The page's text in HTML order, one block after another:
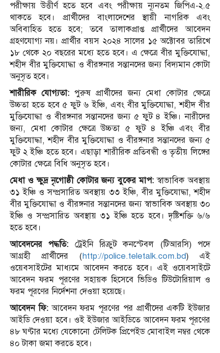
পরীক্ষায় উত্তীর্ণ হতে হবে এবং পরীক্ষায় ন্যূনতম জিপিএ-২.৫
থাকতে হবে। প্রার্থীদের বাংলাদেশের স্থায়ী নাগরিক এবং
অবিবাহিত হতে হবে; তবে তালাকপ্রাপ্ত প্রার্থীদের আবেদন
গ্রহণযোগ্য নয়। প্রার্থীর বয়স ২০২৪ সালের ১৫ অক্টোবর তারিখে
১৮ থেকে ২০ বছরের মধ্যে হতে হবে। এ ক্ষেত্রে বীর মুক্তিযোদ্ধা,
শহীদ বীর মুক্তিযোদ্ধা ও বীরঙ্গনার সন্তানদের জন্য বিদ্যমান কোটা
অনুসৃত হবে।
শারীরিক যোগ্যতা: পুরুষ প্রার্থীদের জন্য মেধা কোটার ক্ষেত্রে
উচ্চতা হতে হবে ৫ ফুট ৬ ইঞ্চি, এবং বীর মুক্তিযোদ্ধা, শহীদ বীর
মুক্তিযোদ্ধা ও বীরঙ্গনার সন্তানদের জন্য ৫ ফুট ৪ ইঞ্চি। নারীদের
জন্য, মেধা কোটার ক্ষেত্রে উচ্চতা ৫ ফুট ৪ ইঞ্চি এবং বীর
মুক্তিযোদ্ধা, শহীদ বীর মুক্তিযোদ্ধা ও বীরঙ্গনার সন্তানদের জন্য ৫
ফুট ২ ইঞ্চি হতে হবে। এছাড়া শারীরিক প্রতিবন্ধী ও তৃতীয় লিঙ্গের
কোটার ক্ষেত্রে বিধি অনুসৃত হবে।
মেধা ও ক্ষুদ্র নৃগোষ্ঠী কোটার জন্য বুকের মাপ: স্বাভাবিক অবস্থায়
৩১ ইঞ্চি ও সম্প্রসারিত অবস্থায় ৩৩ ইঞ্চি, বীর মুক্তিযোদ্ধা, শহীদ
বীর মুক্তিযোদ্ধা ও বীরঙ্গনার সন্তানদের জন্য স্বাভাবিক অবস্থায় ৩০
ইঞ্চি ও সম্প্রসারিত অবস্থায় ৩১ ইঞ্চি হতে হবে। দৃষ্টিশক্তি ৬/৬
হতে হবে।
আবেদনের পদ্ধতি: ট্রেইনি রিক্রুট কনস্টেবল (টিআরসি) পদে
আগ্রহী প্রার্থীদের (http://police.teletalk.com.bd) এই
ওয়েবসাইটের মাধ্যমে আবেদন করতে হবে। এই ওয়েবসাইটে
আবেদন ফরম পূরণের সহায়ক হিসেবে ভিডিও টিউটোরিয়াল ও
ফরম পূরণের নির্দেশনা দেওয়া হয়েছে।
আবেদন ফি:আবেদন ফরম পূরণের পর প্রার্থীদের একটি ইউজার
আইডি দেওয়া হবে। ওই ইউজার আইডিতে আবেদন ফরম পূরণের
৪৮ ঘণ্টার মধ্যে যেকোনো টেলিটক প্রিপেইড মোবাইল নম্বর থেকে
৪০ টাকা জমা করতে হবে।